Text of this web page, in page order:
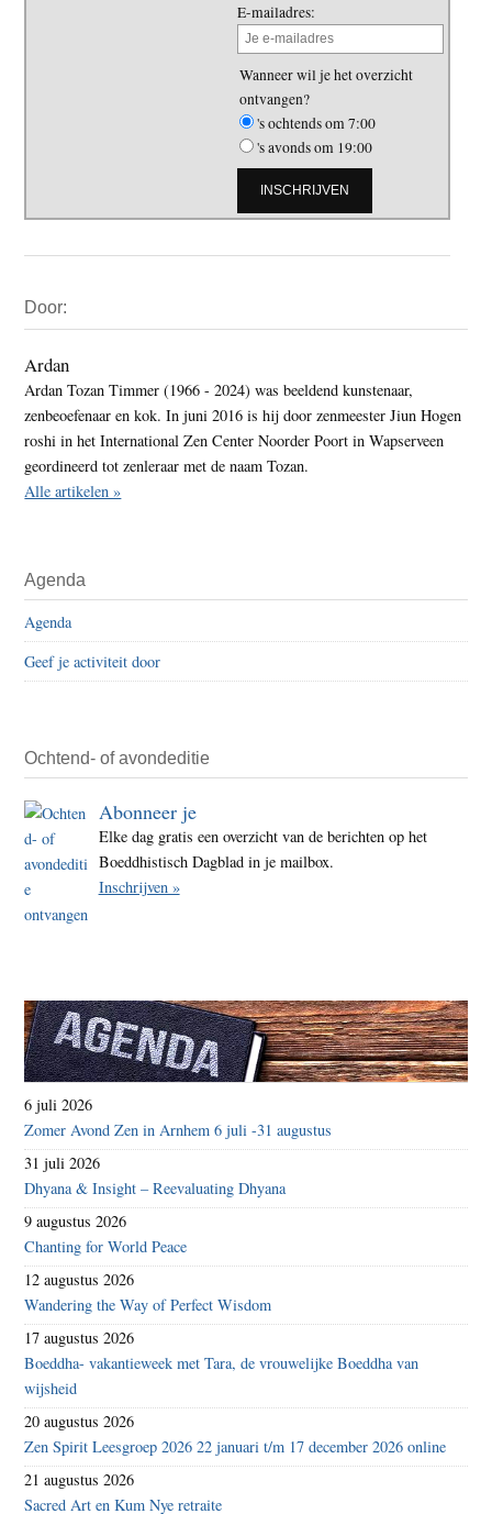
E-mailadres:
Wanneer wil je het overzicht
ontvangen?
's ochtends om 7:00
's avonds om 19:00
Sidebar
Door:
Ardan
Ardan Tozan Timmer (1966 - 2024) was beeldend kunstenaar,
zenbeoefenaar en kok. In juni 2016 is hij door zenmeester Jiun Hogen
roshi in het International Zen Center Noorder Poort in Wapserveen
geordineerd tot zenleraar met de naam Tozan.
Alle artikelen »
Agenda
Agenda
Geef je activiteit door
Ochtend- of avondeditie
Abonneer je
Elke dag gratis een overzicht van de berichten op het
Boeddhistisch Dagblad in je mailbox.
Inschrijven »
6 juli 2026
Zomer Avond Zen in Arnhem 6 juli -31 augustus
31 juli 2026
Dhyana & Insight – Reevaluating Dhyana
9 augustus 2026
Chanting for World Peace
12 augustus 2026
Wandering the Way of Perfect Wisdom
17 augustus 2026
Boeddha- vakantieweek met Tara, de vrouwelijke Boeddha van
wijsheid
20 augustus 2026
Zen Spirit Leesgroep 2026 22 januari t/m 17 december 2026 online
21 augustus 2026
Sacred Art en Kum Nye retraite